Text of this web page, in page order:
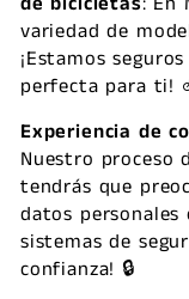
variedad de
¡Estamos
perfecta para ti!
Experiencia de
Nuestro proceso
tendrás que
datos
sistemas de
confianza! 🔒